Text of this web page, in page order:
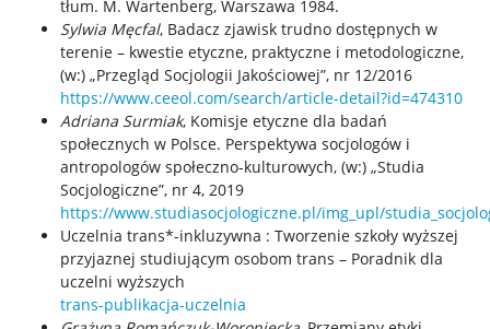
tłum. M. Wartenberg, Warszawa 1984.
Sylwia Męcfal, Badacz zjawisk trudno dostępnych w
terenie – kwestie etyczne, praktyczne i metodologiczne,
(w:) „Przegląd Socjologii Jakościowej”, nr 12/2016
https://www.ceeol.com/search/article-detail?id=474310
Adriana Surmiak, Komisje etyczne dla badań
społecznych w Polsce. Perspektywa socjologów i
antropologów społeczno-kulturowych, (w:) „Studia
Socjologiczne”, nr 4, 2019
https://www.studiasocjologiczne.pl/img_upl/
Uczelnia trans*-inkluzywna : Tworzenie szkoły wyższej
przyjaznej studiującym osobom trans – Poradnik dla
uczelni wyższych
trans-publikacja-uczelnia